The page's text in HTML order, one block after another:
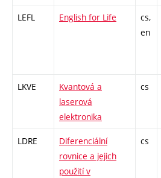
LEFL English for Life
cs,
en
LKVE
Kvantová a
laserová
elektronika
cs
LDRE
Diferenciální
rovnice a jejich
použití v
cs